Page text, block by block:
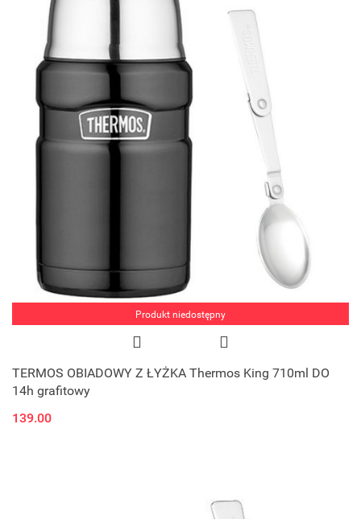
Produkt niedostępny
TERMOS OBIADOWY Z ŁYŻKA Thermos King 710ml DO
14h grafitowy
139.00